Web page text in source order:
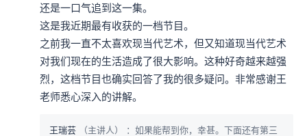
多少文化，小时候普吕东买书都会遭到母亲的责备。对他
成长有影响的是外婆，他外婆常给他讲故事，并一直对他
说：将来你长大了，别干人人都做的事，要去干没有人做
的事。
还是一口气追到这一集。
这是我近期最有收获的一档节目。
之前我一直不太喜欢现当代艺术，但又知道现当代艺术
对我们现在的生活造成了很大影响。这种好奇越来越强
烈，这档节目也确实回答了我的很多疑问。非常感谢王
老师悉心深入的讲解。
王瑞芸 （主讲人）
：如果能帮到你，幸甚。下面还有第三